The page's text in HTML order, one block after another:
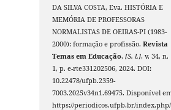
DA SILVA COSTA, Eva. HISTÓRIA E
MEMÓRIA DE PROFESSORAS
NORMALISTAS DE OEIRAS-PI (1983-
2000): formação e profissão.Revista
Temas em Educação,[S. l.], v. 34, n.
1, p. e-rte331202506, 2024. DOI:
10.22478/ufpb.2359-
7003.2025v34n1.69475. Disponível
https://periodicos.ufpb.br/